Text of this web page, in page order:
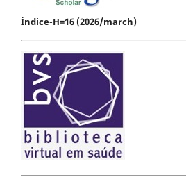
Índice-H=16 (2026/march)